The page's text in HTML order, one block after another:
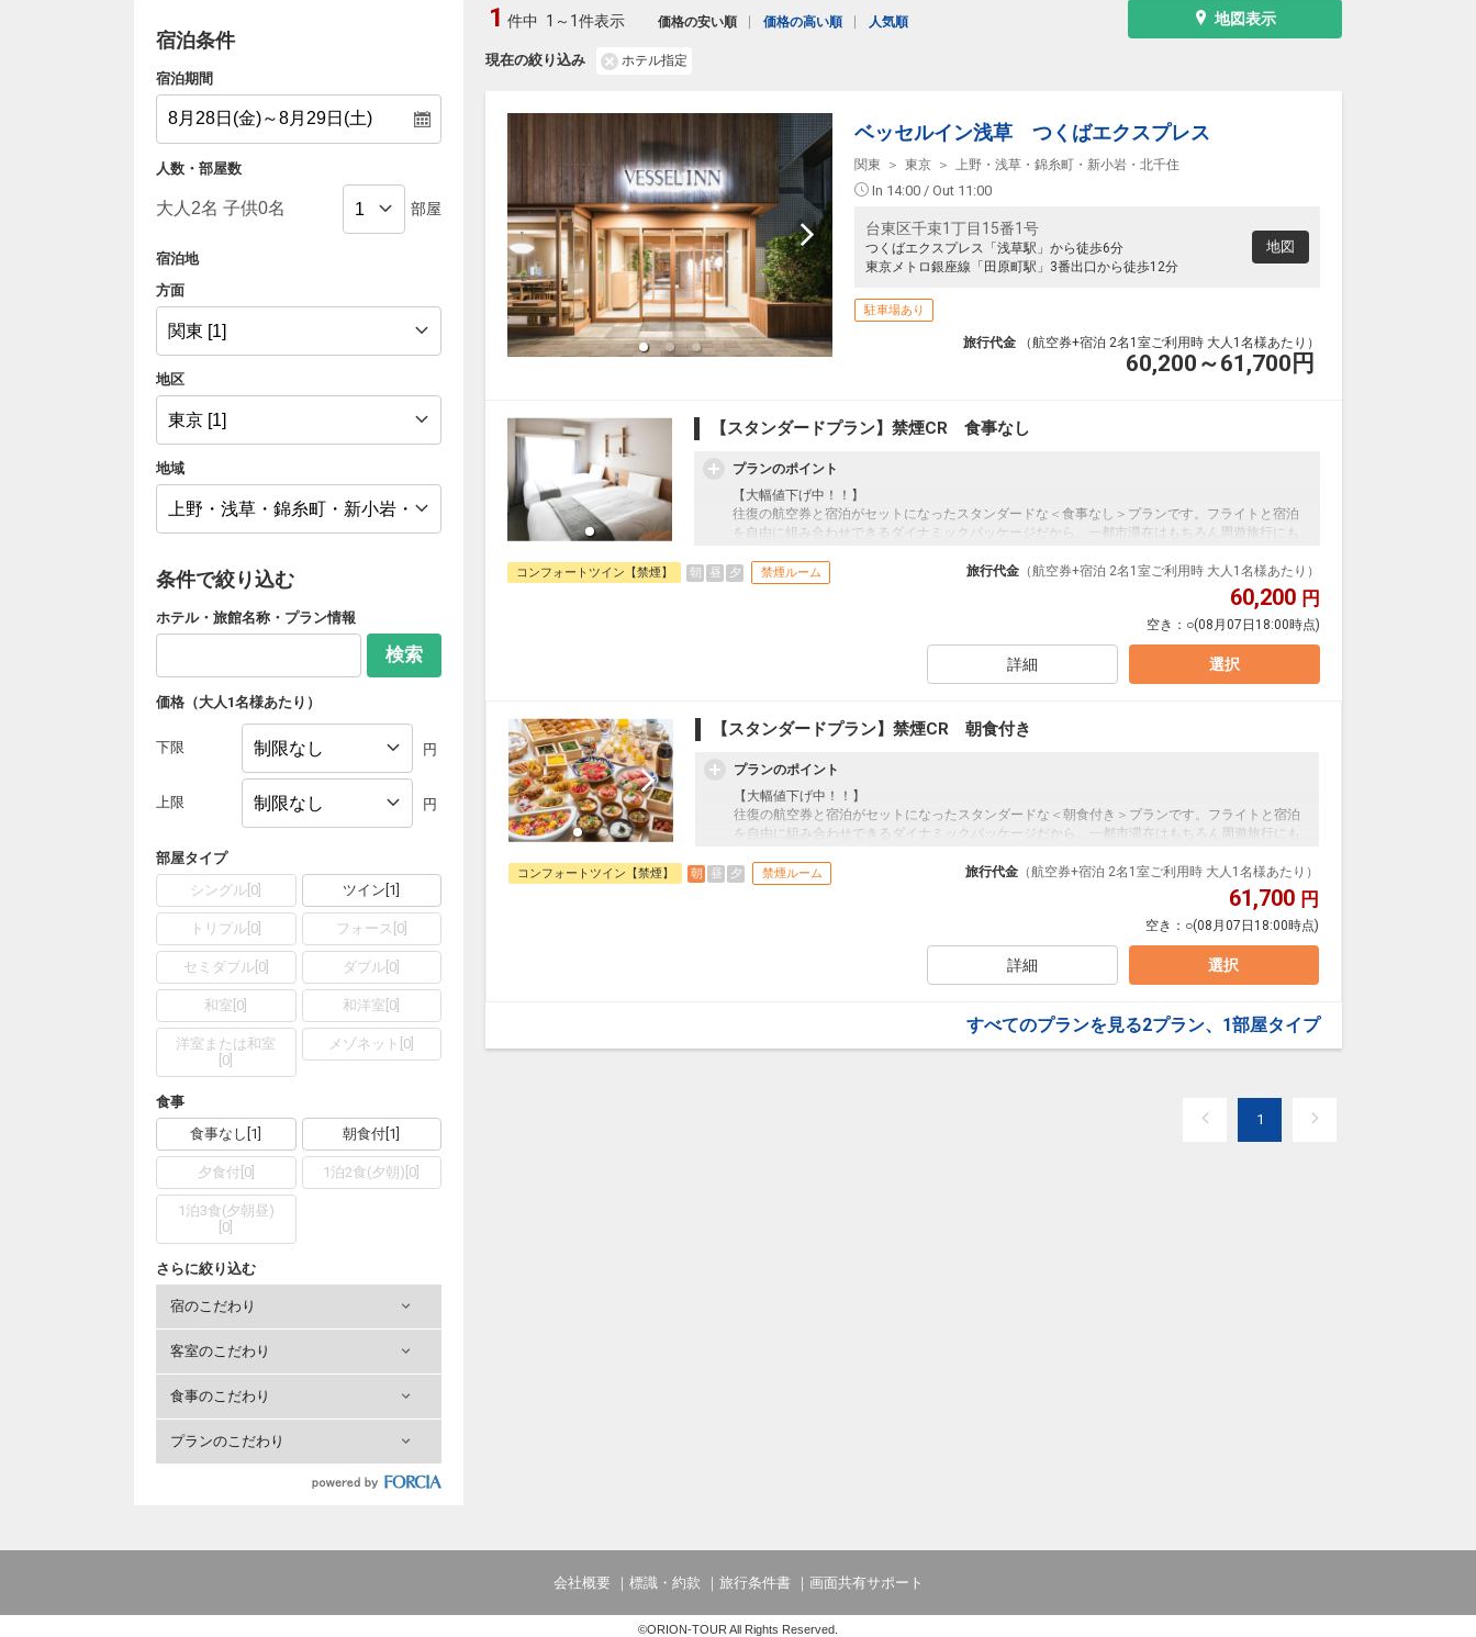
クラスJを利用する +40,100円
札幌
東京(羽田)
― 円
520便
札幌
(新千歳)
17:15
東京(羽田)
18:55
+20,600円
クラスJを利用する ― 円
522便
札幌
(新千歳)
17:55
東京(羽田)
19:40
+24,700円
クラスJを利用する ― 円
札幌
クラスJを利用する ― 円
526便
札幌
(新千歳)
20:15
東京(羽田)
+14,300円
クラスJを利用する 4 +26,100円
528便
(新千歳)
東京(羽田)
22:55
+6,900円
クラスJを利用する +24,900円
宿泊条件
宿泊期間
人数・部屋数
部屋
宿泊地
方面
地区
地域
条件で絞り込む
ホテル・旅館名称・プラン情報
検索
価格（大人1名様あたり）
下限 円
上限 円
部屋タイプ
シングル 0 ツイン 1
トリプル 0 フォース 0]
セミダブル[ 0] ダブル 0
和室 0 和洋室 0
洋室または和室
0
メゾネット 0
食事
食事なし 1 朝食付 1
夕食付 0] 1泊2食(夕朝) 0
1泊3食(夕朝昼)
0
さらに絞り込む
宿のこだわり
客室のこだわり
食事のこだわり
プランのこだわり
地図表示
現在の絞り込み ホテル指定
1 件中 1～1件表示 価格の安い順 価格の高い順 人気順
ベッセルイン浅草 つくばエクスプレス
関東 東京 上野・浅草・錦糸町・新小岩・北千住
In 14:00 / Out 11:00
台東区千束1丁目15番1号
つくばエクスプレス「浅草駅」から徒歩6分
東京メトロ銀座線「田原町駅」3番出口から徒歩12分
地図
駐車場あり
旅行代金 （航空券+宿泊 2名1室ご利用時 大人1名様あたり）
60,200～61,700 円
【スタンダードプラン】禁煙CR 食事なし
プランのポイント
【大幅値下げ中！！】
往復の航空券と宿泊がセットになったスタンダードな＜食事なし＞プランです。フライトと宿泊
を自由に組み合わせできるダイナミックパッケージだから、一都市滞在はもちろん周遊旅行にも
旅行期間中の1泊だけの宿泊や延泊・飛び泊なども自由自在です。
フライトは、安心のJAL（またはJALグループ）確約！フライトマイル50%貯まります。
オプションでレンタカーや現地交通・体験プランなどの追加（同時予約）が可能なプランもござ
コンフォートツイン【禁煙】 朝 昼 夕 禁煙ルーム 旅行代金 （航空券+宿泊 2名1室ご利用時 大人1名様あたり）
60,200 円
空き： ○(08月07日18:00時点)
詳細 選択
【スタンダードプラン】禁煙CR 朝食付き
プランのポイント
【大幅値下げ中！！】
往復の航空券と宿泊がセットになったスタンダードな＜朝食付き＞プランです。フライトと宿泊
を自由に組み合わせできるダイナミックパッケージだから、一都市滞在はもちろん周遊旅行にも
旅行期間中の1泊だけの宿泊や延泊・飛び泊なども自由自在です。
フライトは、安心のJAL（またはJALグループ）確約！フライトマイル50%貯まります。
オプションでレンタカーや現地交通・体験プランなどの追加（同時予約）が可能なプランもござ
コンフォートツイン【禁煙】 朝 昼 夕 禁煙ルーム 旅行代金 （航空券+宿泊 2名1室ご利用時 大人1名様あたり）
61,700 円
空き： ○(08月07日18:00時点)
詳細 選択
すべてのプランを見る2プラン、1部屋タイプ
1
会社概要 標識・約款 旅行条件書 画面共有サポート
©ORION-TOUR All Rights Reserved.